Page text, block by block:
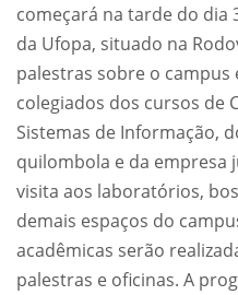
começará na tarde do dia
da Ufopa, situado na
palestras sobre o campus
colegiados dos cursos de
Sistemas de Informação,
quilombola e da empresa
visita aos laboratórios,
demais espaços do
acadêmicas serão
palestras e oficinas. A